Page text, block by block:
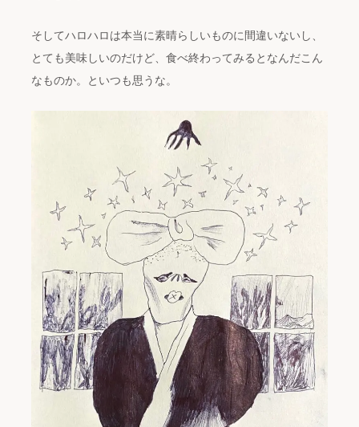
そしてハロハロは本当に素晴らしいものに間違いないし、
とても美味しいのだけど、食べ終わってみるとなんだこん
なものか。といつも思うな。